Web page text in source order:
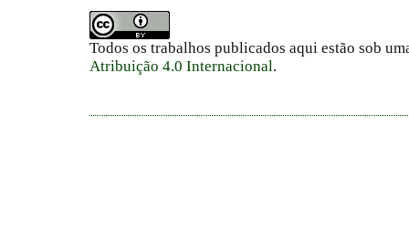
Todos os trabalhos publicados aqui estão sob
Atribuição 4.0 Internacional.